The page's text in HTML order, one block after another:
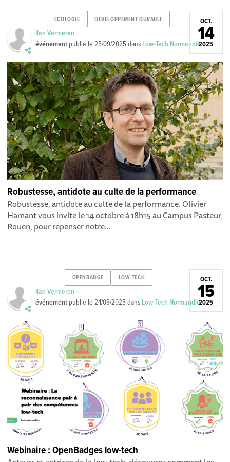
ECOLOGIE DEVELOPPEMENT-DURABLE
Ilan Vermeren
événement publié le25/09/2025dans Low-Tech Normandie
OCT.
14
2025
Robustesse, antidote au culte de la performance
Robustesse, antidote au culte de la performance. Olivier
Hamant vous invite le 14 octobre à 18h15 au Campus Pasteur,
Rouen, pour repenser notre...
OPENBADGE LOW-TECH
Ilan Vermeren
événement publié le24/09/2025dans Low-Tech Normandie
OCT.
15
2025
Webinaire : OpenBadges low-tech